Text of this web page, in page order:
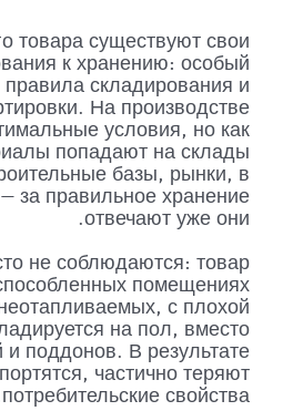
товара существуют свои
к хранению: особый
складирования и
На производстве
условия, но как
попадают на склады
базы, рынки, в
за правильное хранение
отвечают уже они.
не соблюдаются: товар
помещениях
с плохой
на пол, вместо
и поддонов. В результате
частично теряют
потребительские свойства.